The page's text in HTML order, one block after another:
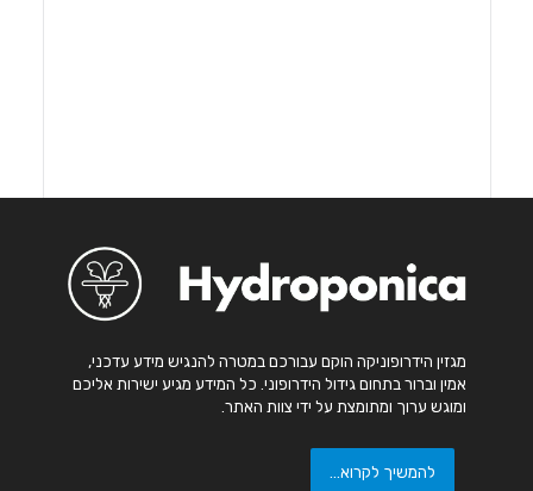
מגזין הידרופוניקה הוקם עבורכם במטרה להנגיש מידע עדכני,
אמין וברור בתחום גידול הידרופוני. כל המידע מגיע ישירות אליכם
ומוגש ערוך ומתומצת על ידי צוות האתר.
להמשיך לקרוא...